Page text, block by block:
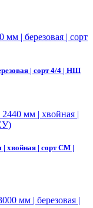
| сорт 4/4 | НШ
хвойная | сорт СМ |